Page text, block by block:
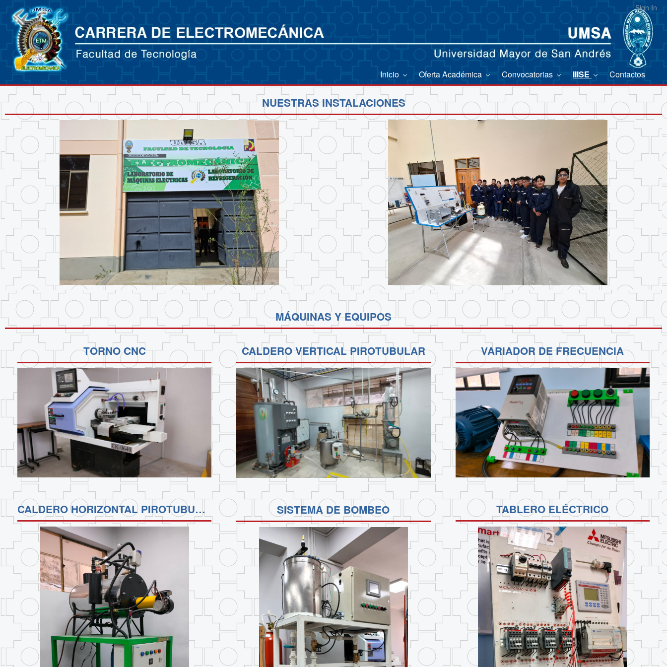
Sign In
Inicio Oferta Académica Convocatorias IIISE Contactos
NUESTRAS INSTALACIONES
MÁQUINAS Y EQUIPOS
TORNO CNC
CALDERO HORIZONTAL PIROTUBULAR
CALDERO VERTICAL PIROTUBULAR
SISTEMA DE BOMBEO
VARIADOR DE FRECUENCIA
TABLERO ELÉCTRICO